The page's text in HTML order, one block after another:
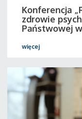
Konferencja
zdrowie
Państwowej
więcej